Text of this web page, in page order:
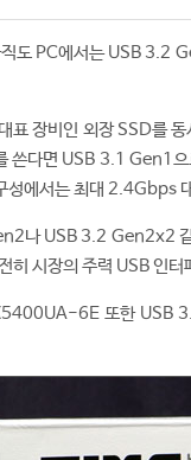
도 PC에서는 USB 3.2
표 장비인 외장 SSD를
쓴다면 USB 3.1 Gen1
에서는 최대 2.4Gbps
나 USB 3.2 Gen2x2
시장의 주력 USB 인터
6E 또한 USB